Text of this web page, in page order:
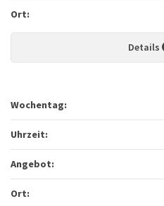
Ort:
Details
Wochentag:
Uhrzeit:
Angebot:
Ort: